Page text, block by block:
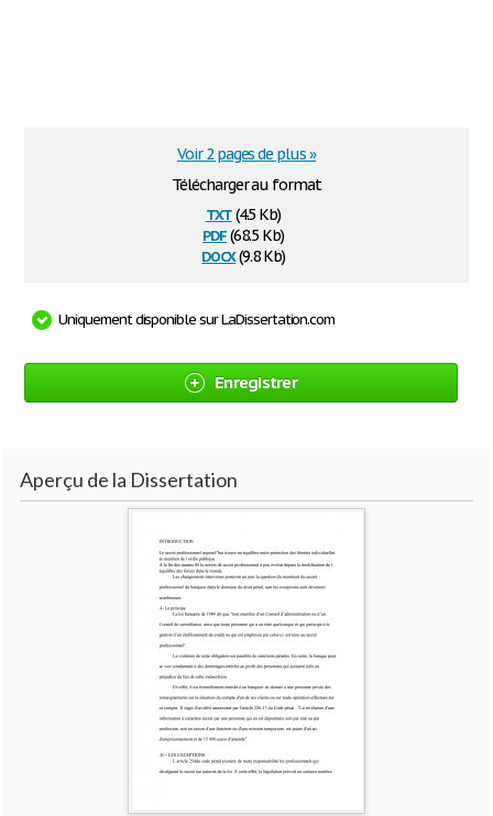
Télécharger au format
txt(4.5 Kb)
pdf(68.5 Kb)
docx(9.8 Kb)
Voir 2 pages de plus »
Uniquement disponible sur LaDissertation.com
Enregistrer
Aperçu de la Dissertation